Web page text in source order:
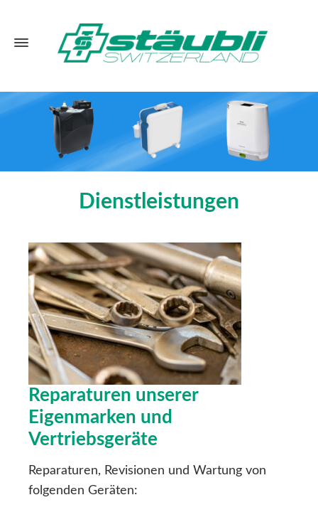
Dienstleistungen
Reparaturen unserer
Eigenmarken und
Vertriebsgeräte
Reparaturen, Revisionen und Wartung von
folgenden Geräten: